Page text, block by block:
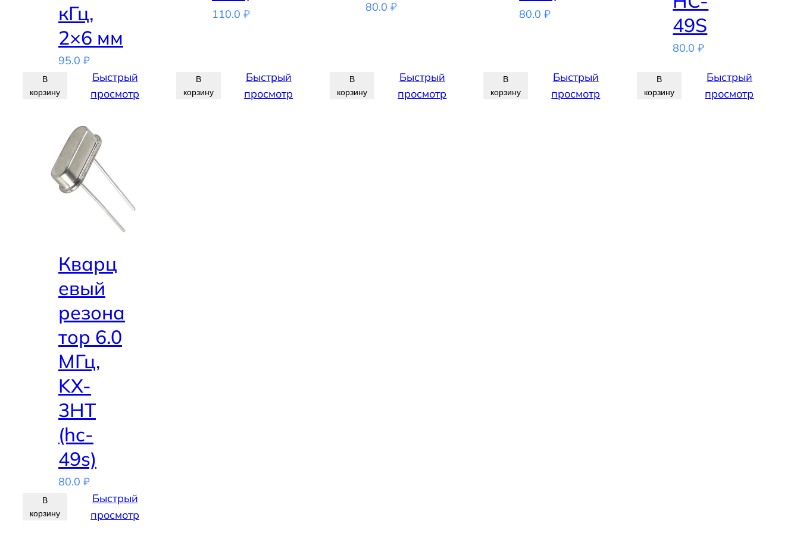
кГц,
2×6 мм
95.0 ₽
В
корзину
Быстрый
просмотр
110.0₽
В
корзину
Быстрый
просмотр
80.0₽
В
корзину
Быстрый
просмотр
80.0₽
В
корзину
Быстрый
просмотр
49S
80.0₽
В
корзину
Быстрый
просмотр
Кварц
евый
резона
тор 6.0
МГц,
KX-
3HT
(hc-
49s)
80.0 ₽
В
корзину
Быстрый
просмотр